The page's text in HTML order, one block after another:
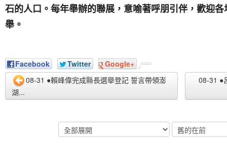
石的人口。每年舉辦的聯展，意喻著呼朋引伴，歡迎
舉。
Facebook Twitter
Google+
08-31 ●賴峰偉完成縣長選舉登記 誓言帶領澎
湖...
08-31 ●